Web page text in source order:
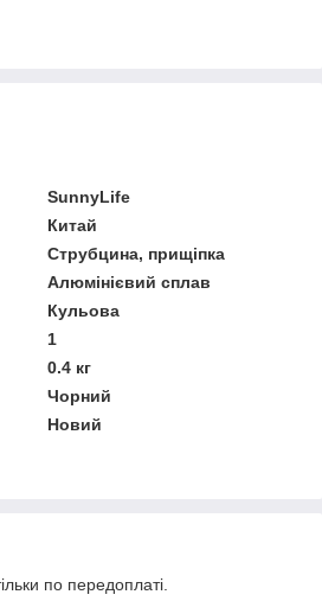
SunnyLife
Китай
Струбцина, прищіпка
Алюмінієвий сплав
Кульова
1
0.4 кг
Чорний
Новий
по передоплаті.